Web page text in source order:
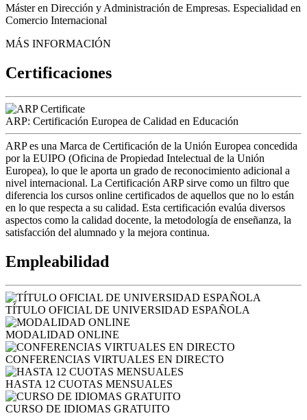
Máster en Dirección y Administración de Empresas. Especialidad en
Comercio Internacional
MÁS INFORMACIÓN
Certificaciones
ARP: Certificación Europea de Calidad en Educación
ARP es una Marca de Certificación de la Unión Europea concedida
por la EUIPO (Oficina de Propiedad Intelectual de la Unión
Europea), lo que le aporta un grado de reconocimiento adicional a
nivel internacional. La Certificación ARP sirve como un filtro que
diferencia los cursos online certificados de aquellos que no lo están
en lo que respecta a su calidad. Esta certificación evalúa diversos
aspectos como la calidad docente, la metodología de enseñanza, la
satisfacción del alumnado y la mejora continua.
Empleabilidad
TÍTULO OFICIAL DE UNIVERSIDAD ESPAÑOLA
MODALIDAD ONLINE
CONFERENCIAS VIRTUALES EN DIRECTO
HASTA 12 CUOTAS MENSUALES
CURSO DE IDIOMAS GRATUITO